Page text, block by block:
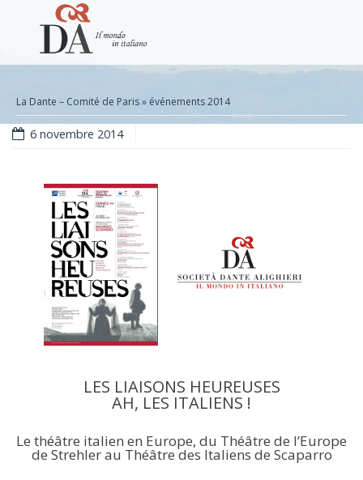
La Dante – Comité de Paris» événements 2014
6 novembre 2014
LES LIAISONS HEUREUSES
AH, LES ITALIENS !
Le théâtre italien en Europe, du Théâtre de l’Europe
de Strehler au Théâtre des Italiens de Scaparro